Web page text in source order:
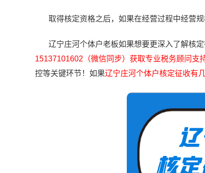
取得核定资格之后，如果在经营过程中经营规
辽宁庄河个体户老板如果想要更深入了解核定
15137101602（微信同步）获取专业税务顾问支
控等关键环节！如果辽宁庄河个体户核定征收有